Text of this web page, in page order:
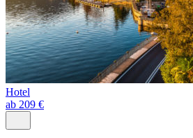
Hotel
ab 209 €